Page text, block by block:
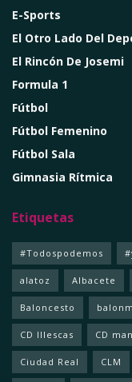
E-Sports
El Otro Lado Del
El Rincón De Josemi
Formula 1
Fútbol
Fútbol Femenino
Fútbol Sala
Gimnasia Rítmica
Etiquetas
#Todospodemos
alatoz Albacete
Baloncesto
CD Illescas CD
Ciudad Real CLM